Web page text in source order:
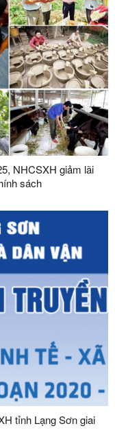
NHCSXH giảm lãi
sách
tỉnh Lạng Sơn giai